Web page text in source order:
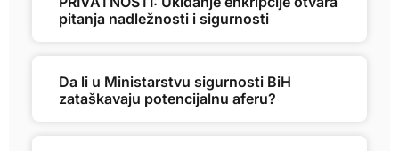
pitanja nadležnosti i sigurnosti
Da li u Ministarstvu sigurnosti BiH
zataškavaju potencijalnu aferu?